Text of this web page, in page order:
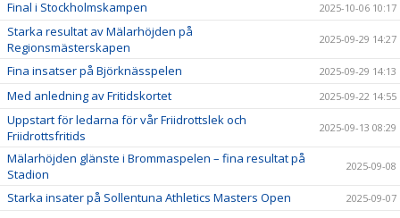
Final i Stockholmskampen 2025-10-06 10:17
Starka resultat av Mälarhöjden på
Regionsmästerskapen
2025-09-29 14:27
Fina insatser på Björknässpelen 2025-09-29 14:13
Med anledning av Fritidskortet 2025-09-22 14:55
Uppstart för ledarna för vår Friidrottslek och
Friidrottsfritids
2025-09-13 08:29
Mälarhöjden glänste i Brommaspelen – fina resultat på
Stadion
2025-09-08
Starka insater på Sollentuna Athletics Masters Open 2025-09-07